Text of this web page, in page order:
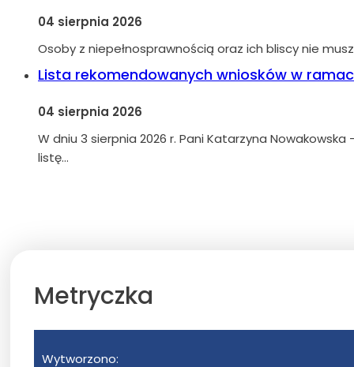
04 sierpnia 2026
Osoby z niepełnosprawnością oraz ich bliscy nie
Lista rekomendowanych wniosków w
04 sierpnia 2026
W dniu 3 sierpnia 2026 r. Pani Katarzyna
listę…
Metryczka
Wytworzono: